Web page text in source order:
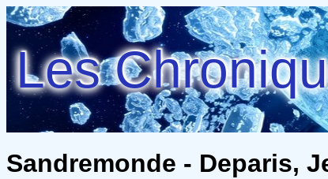
Les
Sandremonde - Deparis,